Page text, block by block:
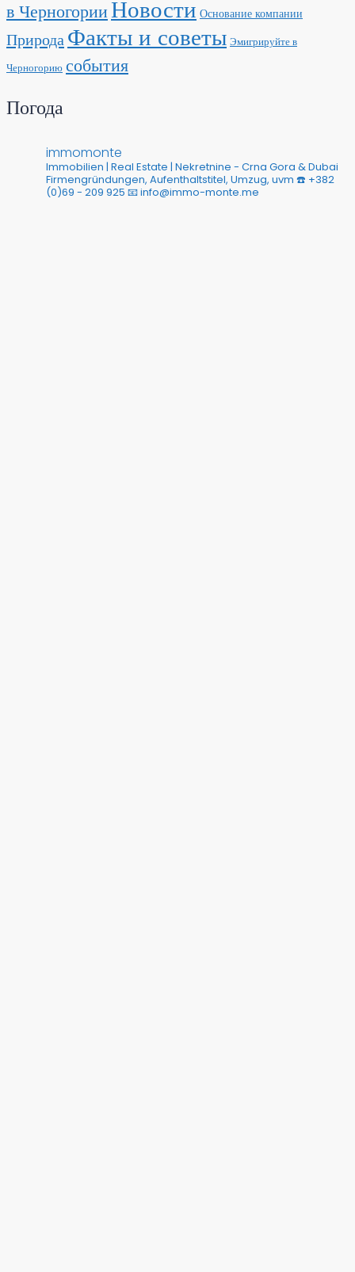
в ЧерногорииНовости Основание компании
ПриродаФакты и советы Эмигрируйте в
Черногорию события
Погода
immomonte
Immobilien | Real Estate | Nekretnine - Crna Gora & Dubai
Firmengründungen, Aufenthaltstitel, Umzug, uvm ☎️ +382
(0)69 - 209 925 📧 info@immo-monte.me